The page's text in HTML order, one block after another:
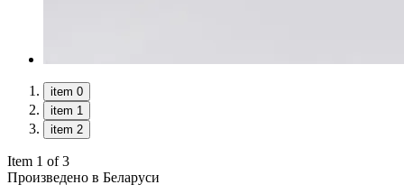
item 0
item 1
item 2
Item 1 of 3
Произведено в Беларуси